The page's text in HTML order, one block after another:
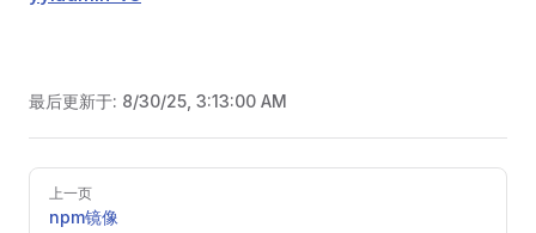
最后更新于: 8/30/25, 3:13:00 AM
Pager
上一页
npm镜像